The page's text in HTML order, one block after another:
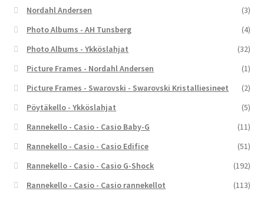
Nordahl Andersen
(3)
Photo Albums - AH Tunsberg
(4)
Photo Albums - Ykköslahjat
(32)
Picture Frames - Nordahl Andersen
(1)
Picture Frames - Swarovski - Swarovski Kristalliesineet
(2)
Pöytäkello - Ykköslahjat
(5)
Rannekello - Casio - Casio Baby-G
(11)
Rannekello - Casio - Casio Edifice
(51)
Rannekello - Casio - Casio G-Shock
(192)
Rannekello - Casio - Casio rannekellot
(113)